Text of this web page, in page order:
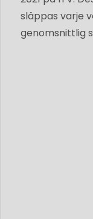
släppas varje
genomsnittlig